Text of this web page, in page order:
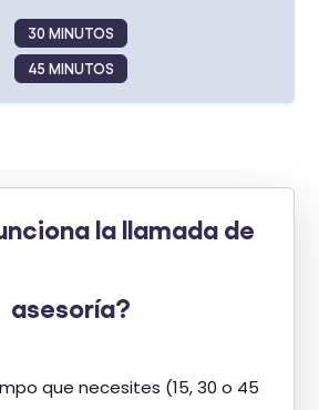
30 MINUTOS
45 MINUTOS
la llamada de
asesoría?
que necesites (15, 30 o 45